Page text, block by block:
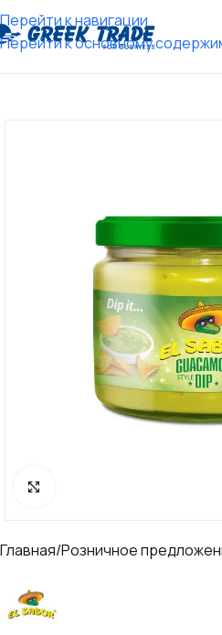
Перейти к навигации
Перейти к основному
Главная/Розничное